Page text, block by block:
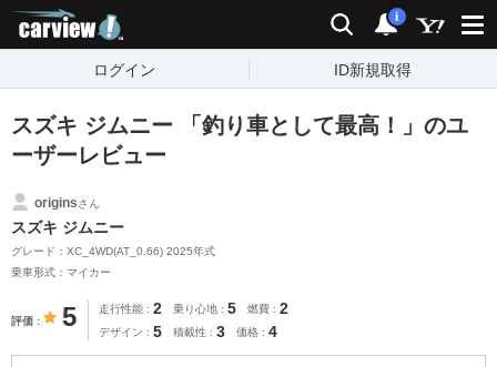
検索 通知
i
ログイン ID新規取得
スズキ ジムニー 「釣り車として最高！」のユ
ーザーレビュー
originsさん
スズキ ジムニー
グレード：XC_4WD(AT_0.66) 2025年式
乗車形式：マイカー
評価 5 走行性能 2 乗り心地 5 燃費 2
デザイン 5 積載性 3 価格 4